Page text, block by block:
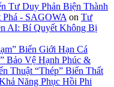
Tư Duy Phản Biện Thành
- SAGOWA on Tư
AI: Bí Quyết Không Bị
Biến Giới Hạn Cá
Bảo Vệ Hạnh Phúc &
Thuật “Thép” Biến Thất
Năng Phục Hồi Phi